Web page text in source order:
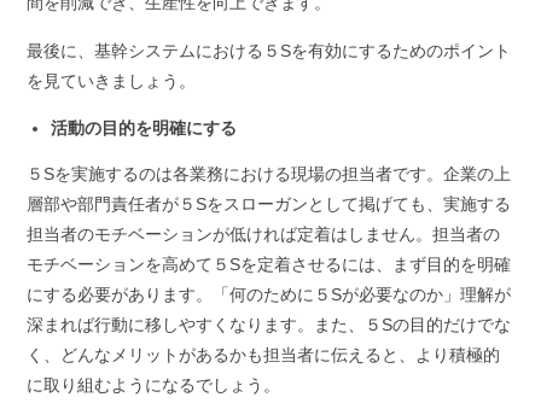
最後に、基幹システムにおける５Sを有効にするためのポイント
を見ていきましょう。
活動の目的を明確にする
５Sを実施するのは各業務における現場の担当者です。企業の上
層部や部門責任者が５Sをスローガンとして掲げても、実施する
担当者のモチベーションが低ければ定着はしません。担当者の
モチベーションを高めて５Sを定着させるには、まず目的を明確
にする必要があります。「何のために５Sが必要なのか」理解が
深まれば行動に移しやすくなります。また、５Sの目的だけでな
く、どんなメリットがあるかも担当者に伝えると、より積極的
に取り組むようになるでしょう。